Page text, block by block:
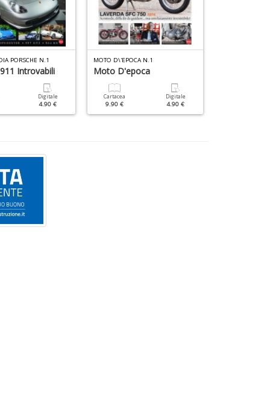
PORSCHE N.1
Introvabili
Digitale
4.90 €
MOTO D\'EPOCA N.1
Moto D'epoca
Cartacea
9.90 €
Digitale
4.90 €